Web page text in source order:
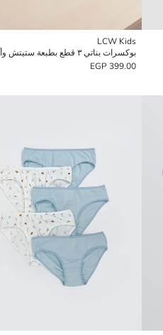
LCW Kids
بوكسرات بناتي ٣ قطع بطبعة ستيتش وأنجل
399.00 EGP